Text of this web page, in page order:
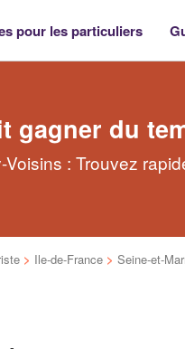
pour les particuliers
gagner du
: Trouvez
> Ile-de-France > Seine-et-